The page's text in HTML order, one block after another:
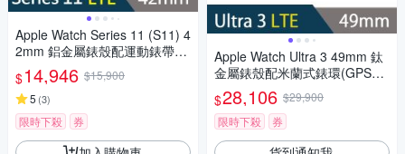
Apple Watch Series 11 (S11) 4
2mm 鋁金屬錶殼配運動錶帶G
PS+Cellular智慧手錶
$14,946 $15,900
5 (3)
限時下殺 券
Apple Watch Ultra 3 49mm 鈦
金屬錶殼配米蘭式錶環(GPS+C
ellular)智慧手錶
$28,106 $29,900
限時下殺
券